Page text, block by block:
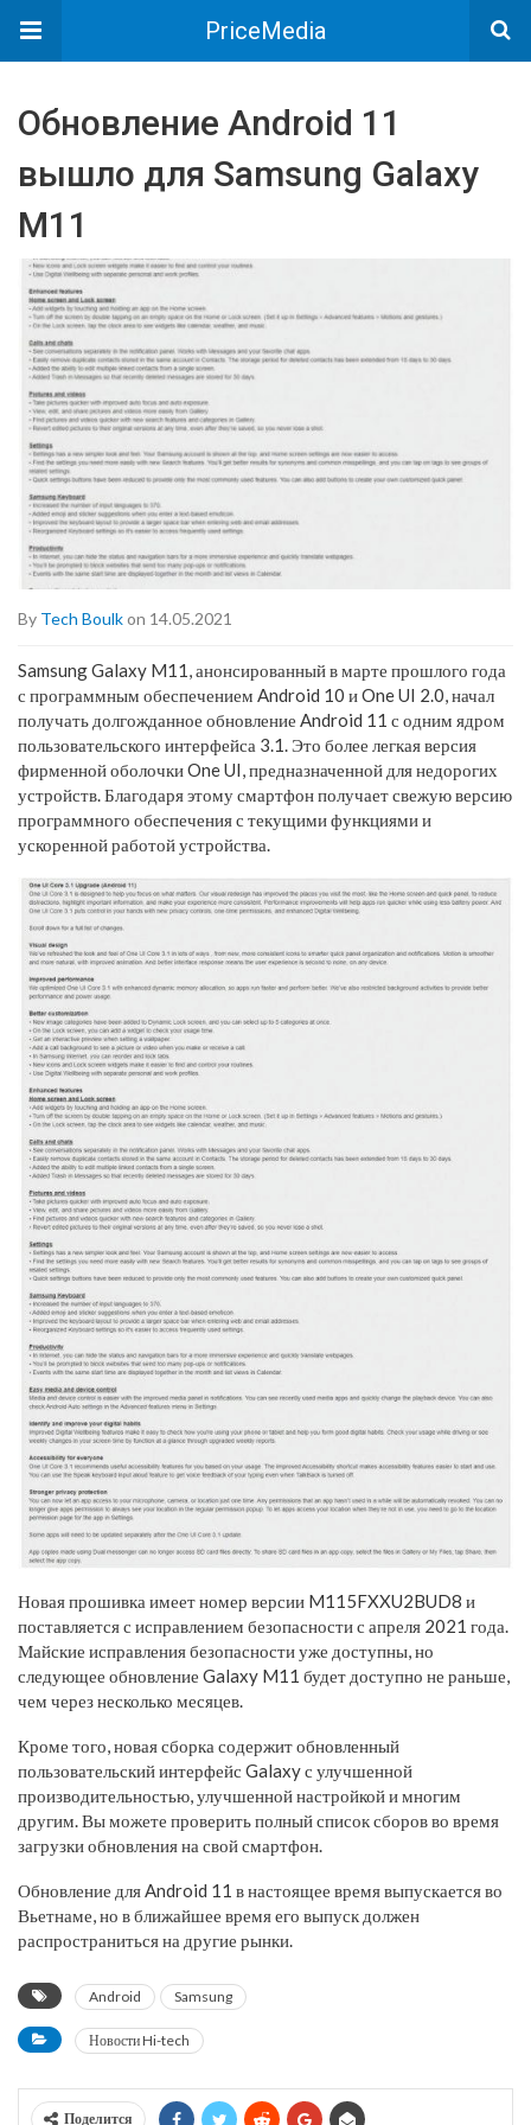
PriceMedia
Обновление Android 11
вышло для Samsung Galaxy
M11
By Tech Boulkon 14.05.2021
Samsung Galaxy M11, анонсированный в марте прошлого года
с программным обеспечением Android 10 и One UI 2.0, начал
получать долгожданное обновление Android 11 с одним ядром
пользовательского интерфейса 3.1. Это более легкая версия
фирменной оболочки One UI, предназначенной для недорогих
устройств. Благодаря этому смартфон получает свежую версию
программного обеспечения с текущими функциями и
ускоренной работой устройства.
Новая прошивка имеет номер версии M115FXXU2BUD8 и
поставляется с исправлением безопасности с апреля 2021 года.
Майские исправления безопасности уже доступны, но
следующее обновление Galaxy M11 будет доступно не раньше,
чем через несколько месяцев.
Кроме того, новая сборка содержит обновленный
пользовательский интерфейс Galaxy с улучшенной
производительностью, улучшенной настройкой и многим
другим. Вы можете проверить полный список сборов во время
загрузки обновления на свой смартфон.
Обновление для Android 11 в настоящее время выпускается во
Вьетнаме, но в ближайшее время его выпуск должен
распространиться на другие рынки.
Android Samsung
Новости Hi-tech
Поделится